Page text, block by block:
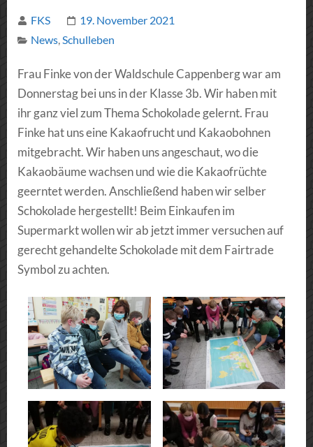
FKS
19. November 2021
News Schulleben
Frau Finke von der Waldschule Cappenberg war am
Donnerstag bei uns in der Klasse 3b. Wir haben mit
ihr ganz viel zum Thema Schokolade gelernt. Frau
Finke hat uns eine Kakaofrucht und Kakaobohnen
mitgebracht. Wir haben uns angeschaut, wo die
Kakaobäume wachsen und wie die Kakaofrüchte
geerntet werden. Anschließend haben wir selber
Schokolade hergestellt! Beim Einkaufen im
Supermarkt wollen wir ab jetzt immer versuchen auf
gerecht gehandelte Schokolade mit dem Fairtrade
Symbol zu achten.